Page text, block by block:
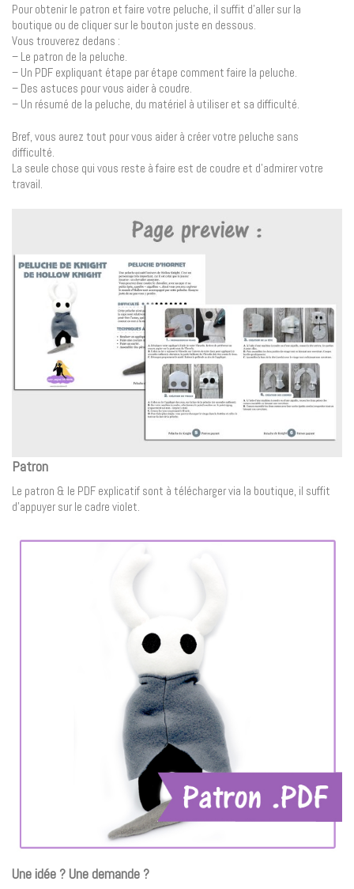
Pour obtenir le patron et faire votre peluche, il suffit d’aller sur la
boutique ou de cliquer sur le bouton juste en dessous.
Vous trouverez dedans :
– Le patron de la peluche.
– Un PDF expliquant étape par étape comment faire la peluche.
– Des astuces pour vous aider à coudre.
– Un résumé de la peluche, du matériel à utiliser et sa difficulté.
Bref, vous aurez tout pour vous aider à créer votre peluche sans
difficulté.
La seule chose qui vous reste à faire est de coudre et d’admirer votre
travail.
Patron
Le patron & le PDF explicatif sont à télécharger via la boutique, il suffit
d’appuyer sur le cadre violet.
Une idée ? Une demande ?